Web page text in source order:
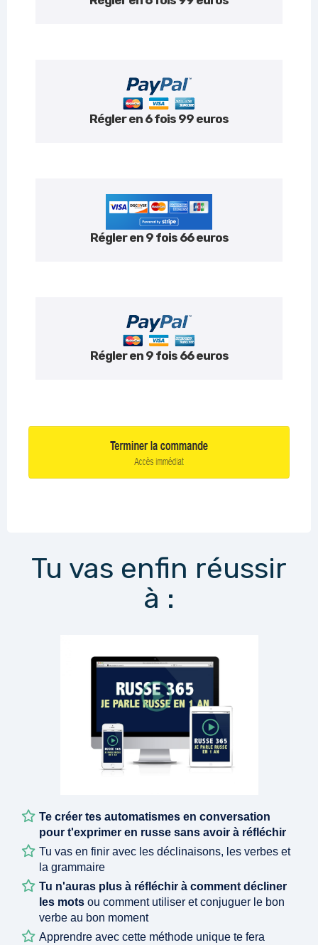
Régler en 6 fois 99 euros
Régler en 9 fois 66 euros
Régler en 9 fois 66 euros
Tu vas enfin réussir
à :
Te créer tes automatismes en conversation
pour t'exprimer en russe sans avoir à réfléchir
Tu vas en finir avec les déclinaisons, les verbes et
la grammaire
Tu n'auras plus à réfléchir à comment décliner
les mots ou comment utiliser et conjuguer le bon
verbe au bon moment
Apprendre avec cette méthode unique te fera